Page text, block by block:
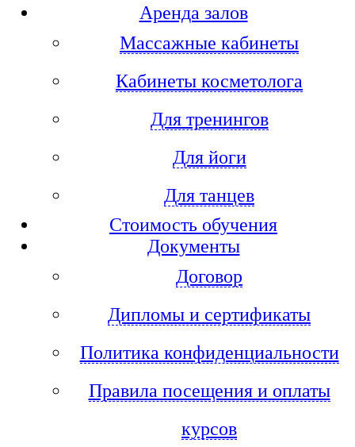
Аренда залов
Массажные кабинеты
Кабинеты косметолога
Для тренингов
Для йоги
Для танцев
Стоимость обучения
Документы
Договор
Дипломы и сертификаты
Политика конфиденциальности
Правила посещения и оплаты
курсов